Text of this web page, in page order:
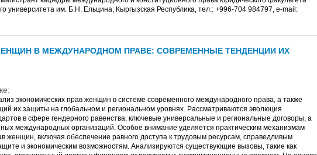
университета им. Б.Н. Ельцина, Кыргызская Республика, тел.: +996-704 984797, e-mail:
В МЕЖДУНАРОДНОМ ПРАВЕ: СОВРЕМЕННЫЕ ТЕНДЕНЦИИ ИХ
экономических прав женщин в системе современного международного права, а также
их защиты на глобальном и региональном уровнях. Рассматриваются эволюция
в сфере гендерного равенства, ключевые универсальные и региональные договоры, а
международных организаций. Особое внимание уделяется практическим механизмам
женщин, включая обеспечение равного доступа к трудовым ресурсам, справедливым
и экономическим возможностям. Анализируются существующие вызовы, такие как